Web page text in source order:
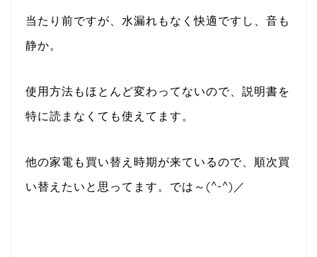
当たり前ですが、水漏れもなく快適ですし、音も
静か。
使用方法もほとんど変わってないので、説明書を
特に読まなくても使えてます。
他の家電も買い替え時期が来ているので、順次買
い替えたいと思ってます。では～(^-^)／